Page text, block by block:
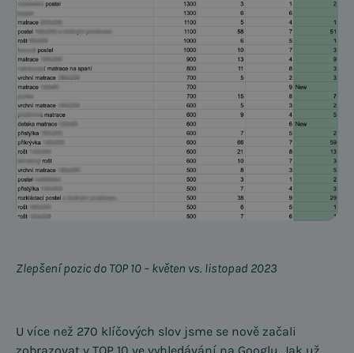
Zlepšení pozic do TOP 10 – květen vs. listopad 2023
U více než 270 klíčových slov jsme se nově začali
zobrazovat v TOP 10 ve vyhledávání na Googlu. Jak už